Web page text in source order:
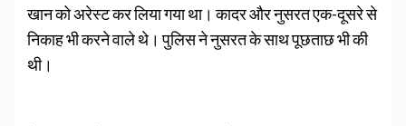
खान को अरेस्‍ट कर लिया गया था। कादर और नुसरत एक-दूसरे से
निकाह भी करने वाले थे। पुलिस ने नुसरत के साथ पूछताछ भी की
थी।